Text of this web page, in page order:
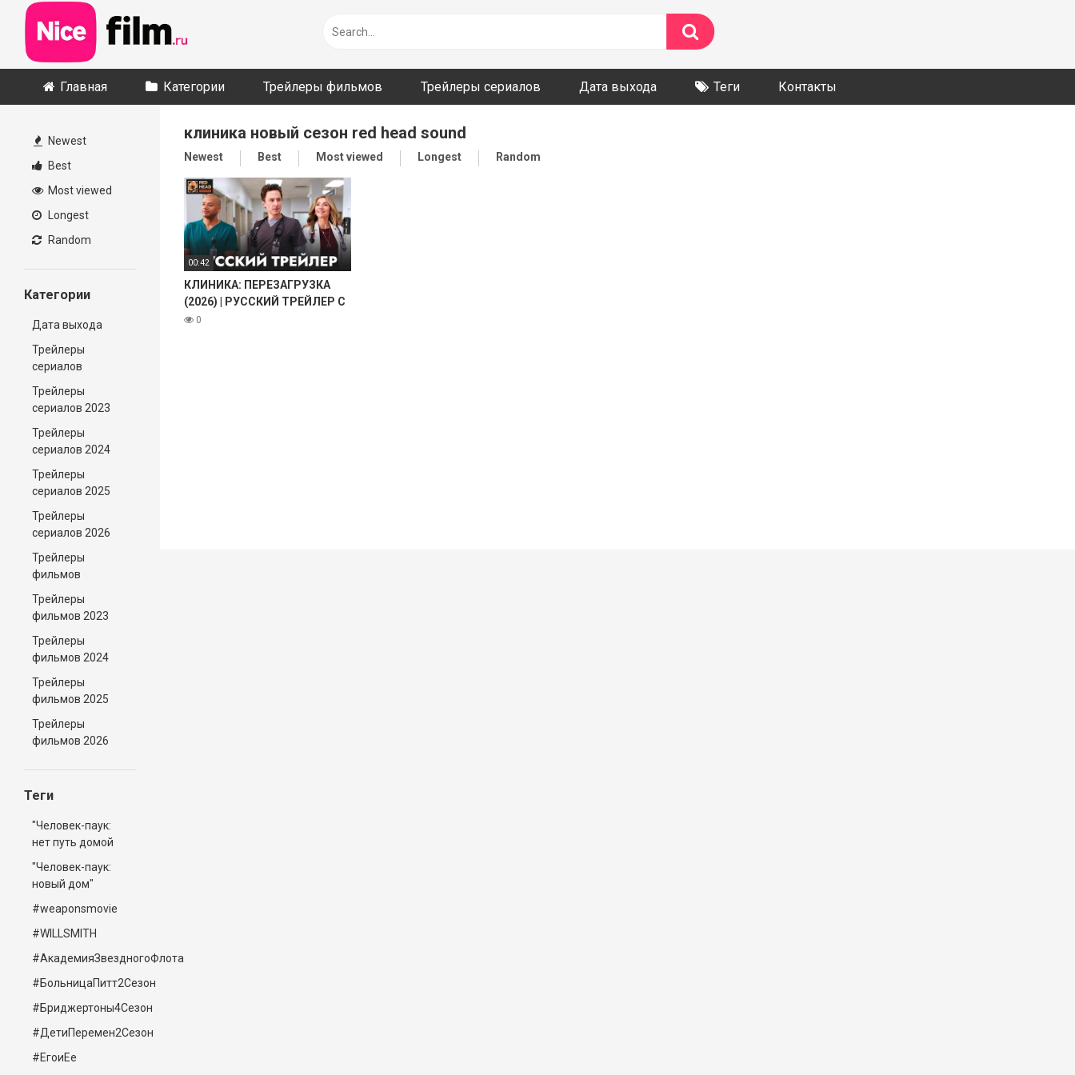
content
Главная Категории Трейлеры фильмов Трейлеры сериалов Дата выхода Теги Контакты
Newest
Best
Most viewed
Longest
Random
Категории
Дата выхода
Трейлеры
сериалов
Трейлеры
сериалов 2023
Трейлеры
сериалов 2024
Трейлеры
сериалов 2025
Трейлеры
сериалов 2026
Трейлеры
фильмов
Трейлеры
фильмов 2023
Трейлеры
фильмов 2024
Трейлеры
фильмов 2025
Трейлеры
фильмов 2026
Теги
"Человек-паук:
нет путь домой
"Человек-паук:
новый дом"
#weaponsmovie
#WILLSMITH
#АкадемияЗвездногоФлота
#БольницаПитт2Сезон
#Бриджертоны4Сезон
#ДетиПеремен2Сезон
#ЕгоиЕе
клиника новый сезон red head sound
Newest Best Most viewed Longest Random
00:42
КЛИНИКА: ПЕРЕЗАГРУЗКА
(2026) | РУССКИЙ ТРЕЙЛЕР С
ТЕМИ САМЫМИ ГОЛОСАМИ
0